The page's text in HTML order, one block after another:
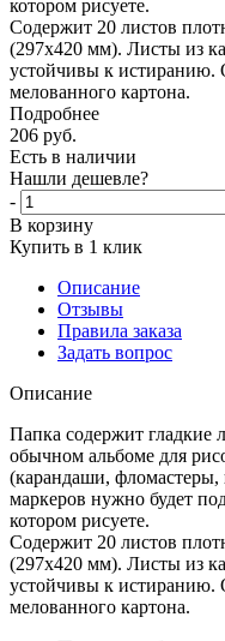
котором рисуете.
Содержит 20 листов
(297х420 мм). Листы из
устойчивы к истиранию.
мелованного картона.
Подробнее
206 руб.
Есть в наличии
Нашли дешевле?
-
В корзину
Купить в 1 клик
Описание
Отзывы
Правила заказа
Задать вопрос
Описание
Папка содержит гладкие
обычном альбоме для
(карандаши,
маркеров нужно будет
котором рисуете.
Содержит 20 листов
(297х420 мм). Листы из
устойчивы к истиранию.
мелованного картона.